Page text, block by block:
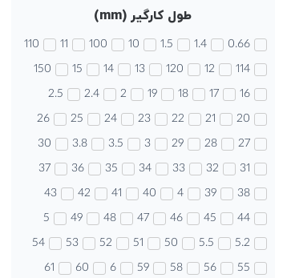
طول کارگیر (mm)
0.66
1.4
1.5
10
100
11
110
114
12
120
13
14
15
150
16
17
18
19
2
2.4
2.5
20
21
22
23
24
25
26
27
28
29
3
3.5
3.8
30
31
32
33
34
35
36
37
38
39
4
40
41
42
43
44
45
46
47
48
49
5
5.2
5.5
50
51
52
53
54
55
56
58
59
6
60
61